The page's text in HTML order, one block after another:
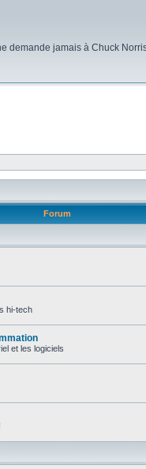
demande jamais à Chuck
Forum
hi-tech
et les logiciels